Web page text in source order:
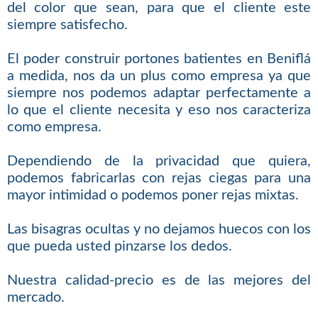
del color que sean, para que el cliente este
siempre satisfecho.
El poder construir portones batientes en Beniflá
a medida, nos da un plus como empresa ya que
siempre nos podemos adaptar perfectamente a
lo que el cliente necesita y eso nos caracteriza
como empresa.
Dependiendo de la privacidad que quiera,
podemos fabricarlas con rejas ciegas para una
mayor intimidad o podemos poner rejas mixtas.
Las bisagras ocultas y no dejamos huecos con los
que pueda usted pinzarse los dedos.
Nuestra calidad-precio es de las mejores del
mercado.